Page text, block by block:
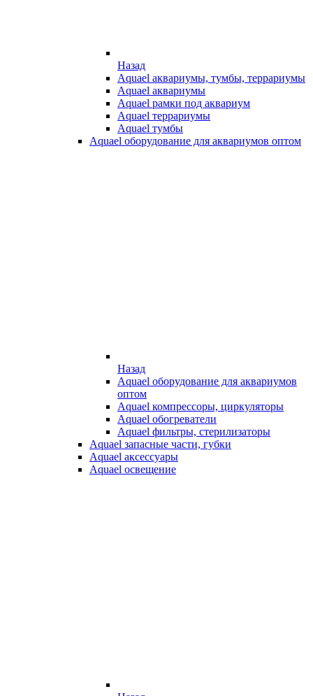
Назад
Aquael аквариумы, тумбы, террариумы
Aquael аквариумы
Aquael рамки под аквариум
Aquael террариумы
Aquael тумбы
Aquael оборудование для аквариумов оптом
Назад
Aquael оборудование для аквариумов
оптом
Aquael компрессоры, циркуляторы
Aquael обогреватели
Aquael фильтры, стерилизаторы
Aquael запасные части, губки
Aquael аксессуары
Aquael освещение